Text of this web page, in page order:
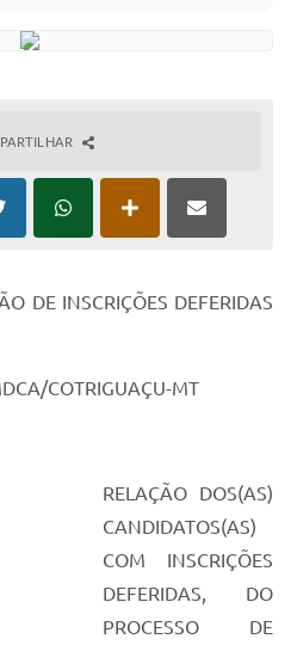
DE INSCRIÇÕES DEFERIDAS
COTRIGUAÇU-MT
RELAÇÃO DOS(AS)
CANDIDATOS(AS)
COM INSCRIÇÕES
DEFERIDAS, DO
PROCESSO DE